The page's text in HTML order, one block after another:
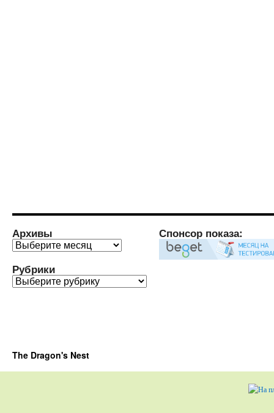
Архивы
Архивы
Рубрики
Рубрики
Спонсор показа:
The Dragon's Nest